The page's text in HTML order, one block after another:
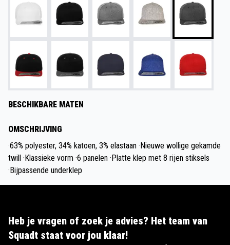
BESCHIKBARE MATEN
OMSCHRIJVING
·63% polyester, 34% katoen, 3% elastaan ·Nieuwe wollige gekamde
twill ·Klassieke vorm ·6 panelen ·Platte klep met 8 rijen stiksels
·Bijpassende underklep
Heb je vragen of zoek je advies? Het team van
Squadt staat voor jou klaar!